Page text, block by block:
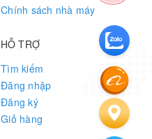
Chính sách nhà máy
HỖ TRỢ
Tìm kiếm
Đăng nhập
Đăng ký
Giỏ hàng